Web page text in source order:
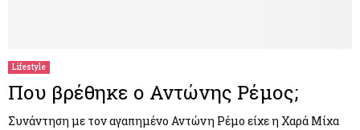
Lifestyle
Που βρέθηκε ο Αντώνης Ρέμος;
Συνάντηση με τον αγαπημένο Αντώνη Ρέμο είχε η Χαρά Μίχα